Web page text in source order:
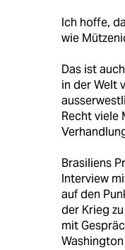
Ich hoffe,
wie
Das ist
in der Welt
Recht viele
Brasiliens
Interview
auf den
der Krieg
mit